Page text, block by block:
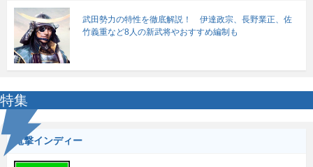
武田勢力の特性を徹底解説！ 伊達政宗、長野業正、佐
竹義重など8人の新武将やおすすめ編制も
特集
電撃インディー